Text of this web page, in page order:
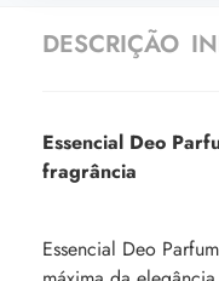
DESCRIÇÃO
Essencial Deo
fragrância
Essencial Deo